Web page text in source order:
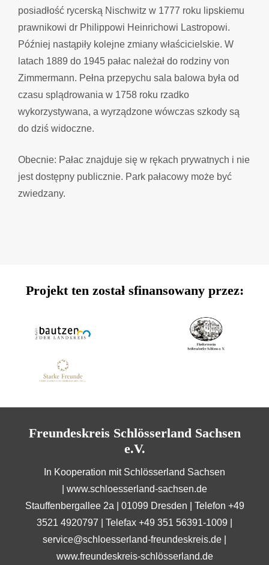
posiadłość rycerską Nischwitz w 1777 roku lipskiemu
prawnikowi dr Philippowi Heinrichowi Lastropowi.
Później nastąpiły kolejne zmiany właścicielskie. W
latach 1889 do 1945 pałac należał do rodziny von
Zimmermann. Pełna przepychu sala balowa była od
czasu splądrowania w 1758 roku rzadko
wykorzystywana, a wyrządzone wówczas szkody są
do dziś widoczne.
Obecnie: Pałac znajduje się w rękach prywatnych i nie
jest dostępny publicznie. Park pałacowy może być
zwiedzany.
Projekt ten został sfinansowany przez:
Freundeskreis Schlösserland Sachsen
e.V.
In Kooperation mit Schlösserland Sachsen
www.schloesserland-sachsen.de
Stauffenbergallee 2a | 01099 Dresden | Telefon +49
3521 4920797 | Telefax +49 351 56391-1009 |
service@schloesserland-freundeskreis.de
www.freundeskreis-schlösserland.de